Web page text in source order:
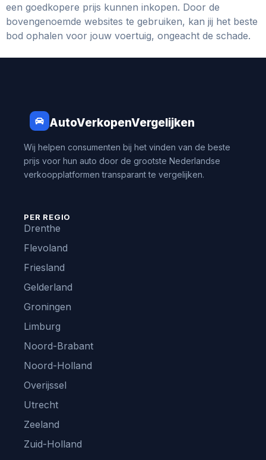
een goedkopere prijs kunnen inkopen. Door de
bovengenoemde websites te gebruiken, kan jij het beste
bod ophalen voor jouw voertuig, ongeacht de schade.
AutoVerkopenVergelijken
Wij helpen consumenten bij het vinden van de beste
prijs voor hun auto door de grootste Nederlandse
verkoopplatformen transparant te vergelijken.
PER REGIO
Drenthe
Flevoland
Friesland
Gelderland
Groningen
Limburg
Noord-Brabant
Noord-Holland
Overijssel
Utrecht
Zeeland
Zuid-Holland